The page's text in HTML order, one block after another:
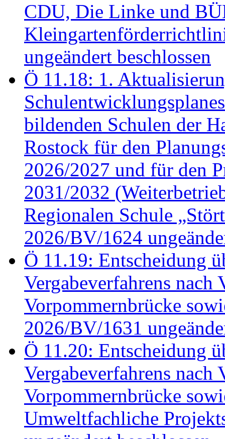
CDU, Die Linke und
ungeändert beschlossen
Ö 11.18: 1.
bildenden Schulen der
Rostock für den
2026/2027 und für den
2031/2032
Regionalen Schule
2026/BV/1624
Ö 11.19: Entscheidung
Vergabeverfahrens
Vorpommernbrücke
2026/BV/1631
Ö 11.20: Entscheidung
Vergabeverfahrens
Vorpommernbrücke
Umweltfachliche